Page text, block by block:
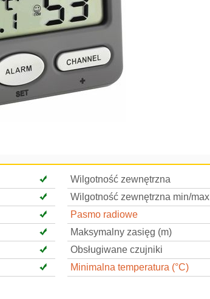
Wilgotność zewnętrzna
Wilgotność zewnętrzna min/max
Pasmo radiowe
Maksymalny zasięg (m)
Obsługiwane czujniki
Minimalna temperatura (°C)